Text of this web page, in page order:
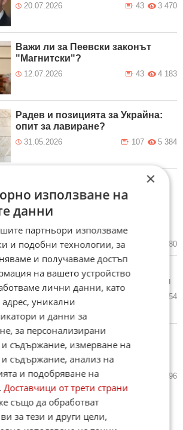
20.07.2026 3 470
43
Важи ли за Пеевски законът
"Магнитски"?
12.07.2026 4 183
43
Радев и позицията за Украйна:
опит за лавиране?
31.05.2026 5 384
107
Ситуацията след пожара край
Стара Загора е напълно
завишено замърсяване на
въздуха
31.05.2026 1 280
Тихият скандал със Скопие:
какво послание изпраща София
4 254
Войнството на Радев в
парламента: Ще остане ли
единно
11.05.2026 2 896
×
използване на
данни
партньори използваме
и подобни технологии, за
и получаваме достъп
на вашето устройство
лични данни, като
уникални
и данни за
за персонализирани
съдържание, измерване на
съдържание, анализ на
и подобряване на
Доставчици от трети страни
също да обработват
за тези и други цели,